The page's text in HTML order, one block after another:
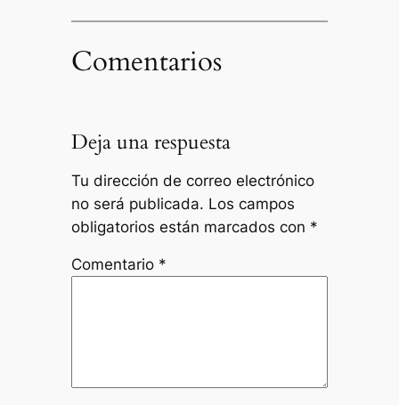
Comentarios
Deja una respuesta
Tu dirección de correo electrónico
no será publicada. Los campos
obligatorios están marcados con *
Comentario *